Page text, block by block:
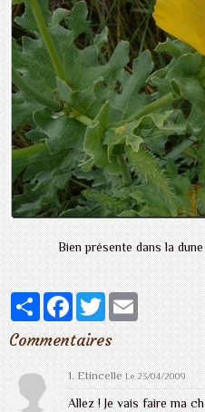
Bien présente dans la
PartagerFacebook
TwitterEmail
Commentaires
1. EtincelleLe 23/04/2009
Allez ! Je vais faire ma